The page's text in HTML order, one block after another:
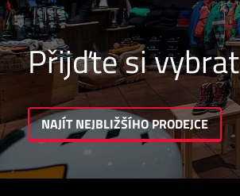
Přijďte si vybrat
NAJÍT NEJBLIŽŠÍHO PRODEJCE